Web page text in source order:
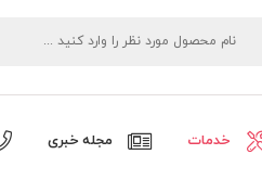
خدمات مجله خبری